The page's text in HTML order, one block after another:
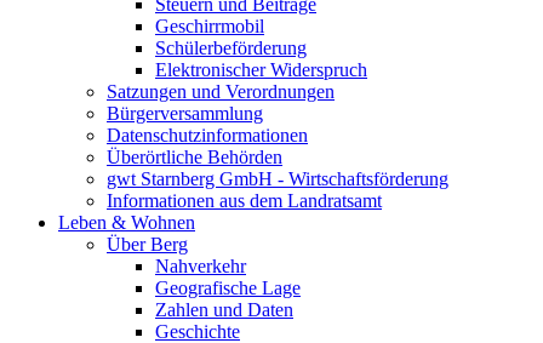
Steuern und Beiträge
Geschirrmobil
Schülerbeförderung
Elektronischer Widerspruch
Satzungen und Verordnungen
Bürgerversammlung
Datenschutzinformationen
Überörtliche Behörden
gwt Starnberg GmbH - Wirtschaftsförderung
Informationen aus dem Landratsamt
Leben & Wohnen
Über Berg
Nahverkehr
Geografische Lage
Zahlen und Daten
Geschichte